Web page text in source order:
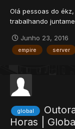
Olá pessoas do
trabalhando
distante dos
de
Junho 23, 2016
empire server
global
Horas |